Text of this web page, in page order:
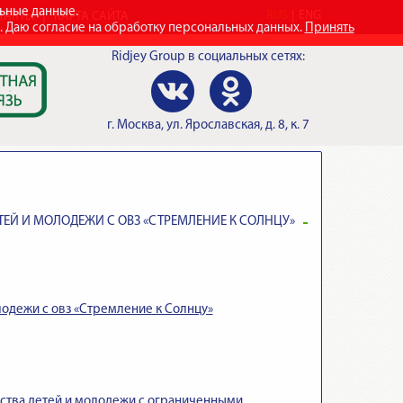
данные.
согласие на обработку персональных данных. Принять
КАРТА САЙТА
Ridjey Group в социальных сетях:
г. Москва, ул. Ярославская, д. 8, к. 7
И МОЛОДЕЖИ С ОВЗ «СТРЕМЛЕНИЕ К СОЛНЦУ»
с овз «Стремление к Солнцу»